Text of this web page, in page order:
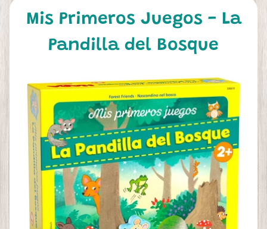
Mis Primeros Juegos - La
Pandilla del Bosque